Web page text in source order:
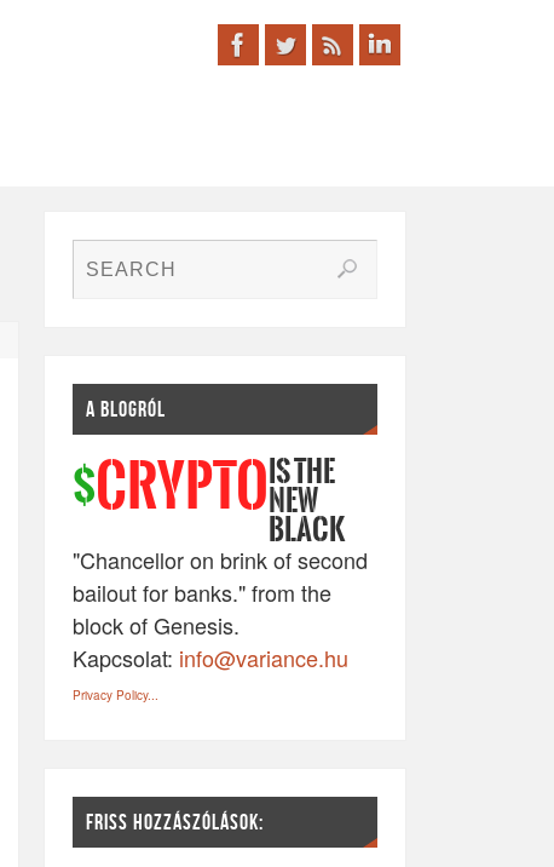
A BLOGRÓL
$CRYPTO IS THE
NEW
BLACK
"Chancellor on brink of second
bailout for banks." from the
block of Genesis.
Kapcsolat: info@variance.hu
Privacy Policy...
FRISS HOZZÁSZÓLÁSOK: